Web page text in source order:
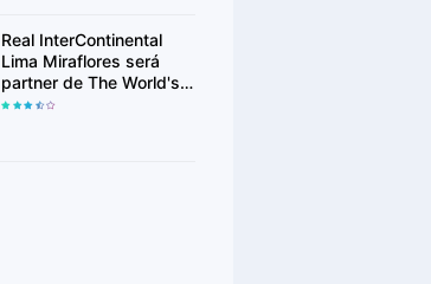
Real InterContinental
Lima Miraflores será
partner de The World's
50 Best Restaurants